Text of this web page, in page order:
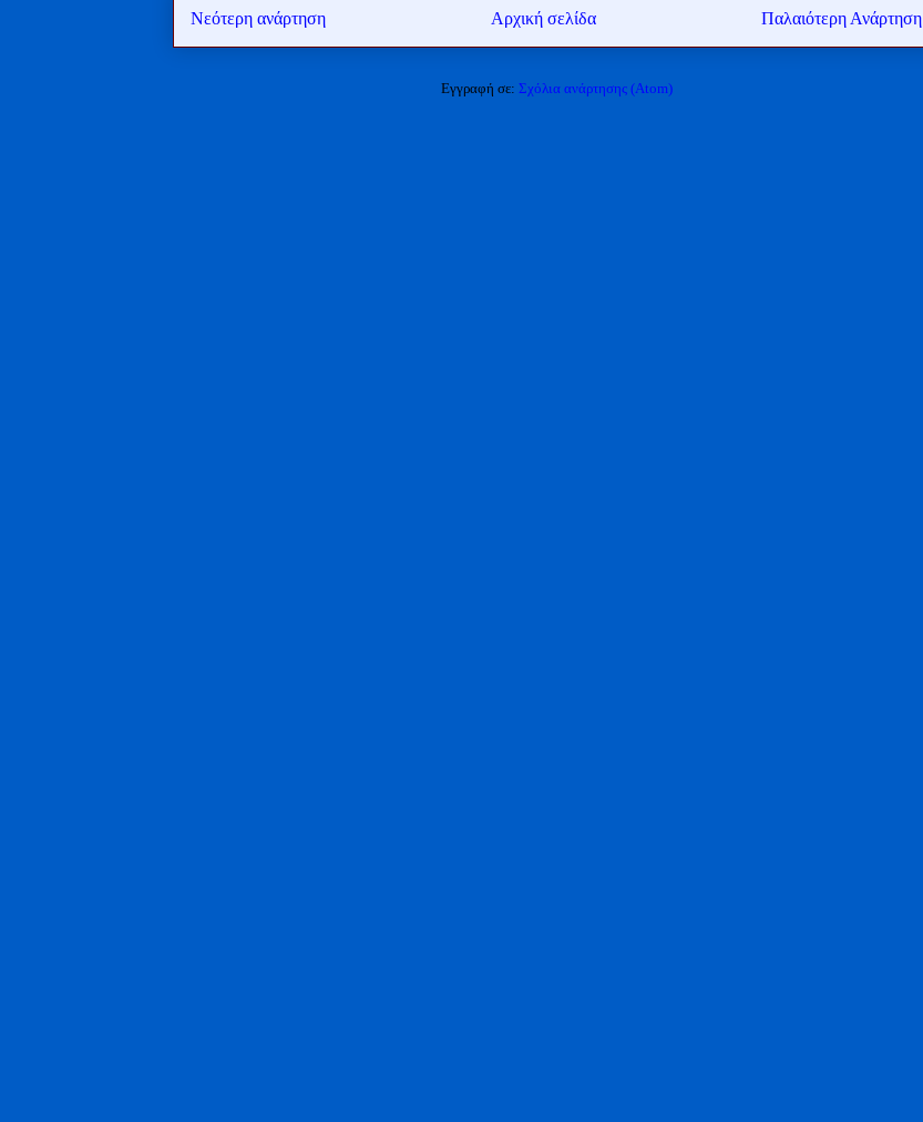
Νεότερη ανάρτηση Παλαιότερη Ανάρτηση
Αρχική σελίδα
Εγγραφή σε: Σχόλια ανάρτησης (Atom)